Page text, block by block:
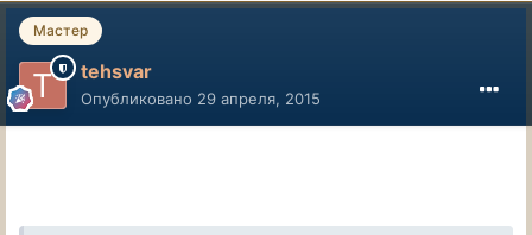
Мастер
tehsvar
Опубликовано 29 апреля, 2015